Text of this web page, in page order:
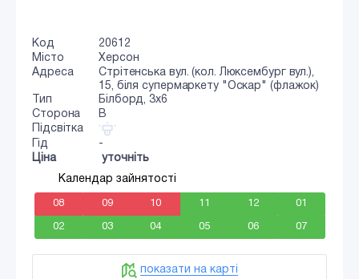
Код
20612
Місто
Херсон
Адреса
Стрітенська вул. (кол. Люксембург вул.),
15, біля супермаркету "Оскар" (флажок)
Тип
Білборд, 3x6
Сторона
B
Підсвітка
Гід
-
Ціна
уточніть
Календар зайнятості
08 09 10 11 12 01
02 03 04 05 06 07
показати на карті